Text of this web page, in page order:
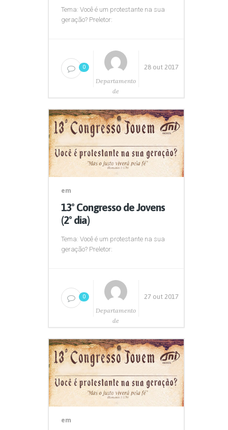
Tema: Você é um protestante na sua
geração? Preletor:
0
Departamento
de
28 out 2017
em
13º Congresso de Jovens
(2º dia)
Tema: Você é um protestante na sua
geração? Preletor:
0
Departamento
de
27 out 2017
em